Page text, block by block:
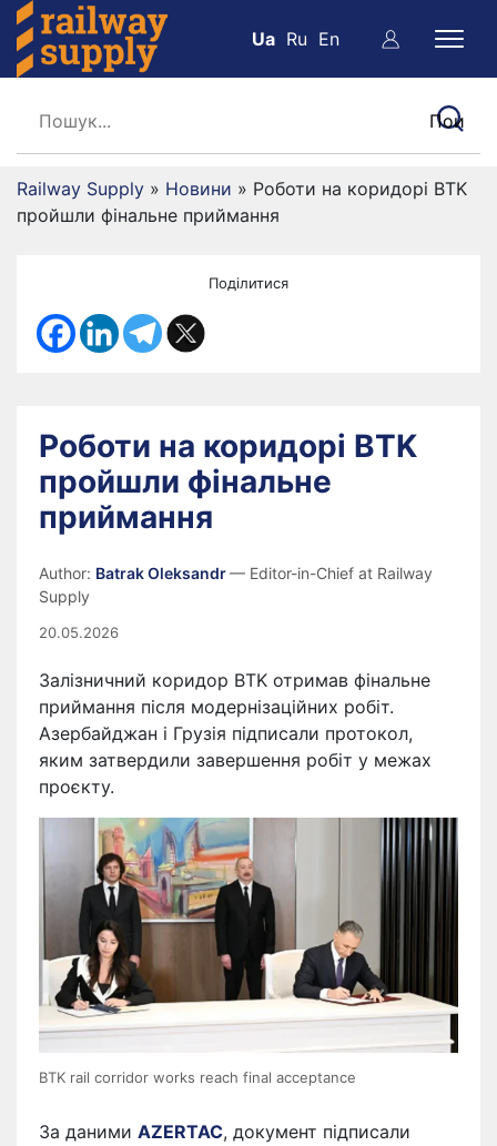
Ua Ru En
Railway Supply » Новини » Роботи на коридорі BTK
пройшли фінальне приймання
Поділитися
Роботи на коридорі BTK
пройшли фінальне
приймання
Author: Batrak Oleksandr— Editor-in-Chief at Railway
Supply
20.05.2026
Залізничний коридор BTK отримав фінальне
приймання після модернізаційних робіт.
Азербайджан і Грузія підписали протокол,
яким затвердили завершення робіт у межах
проєкту.
BTK rail corridor works reach final acceptance
За даними AZERTAC, документ підписали